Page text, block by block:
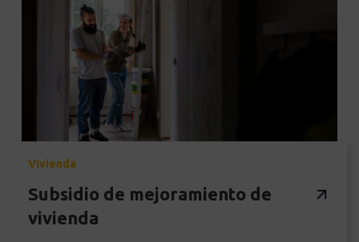
Vivienda
Subsidio de mejoramiento de
vivienda